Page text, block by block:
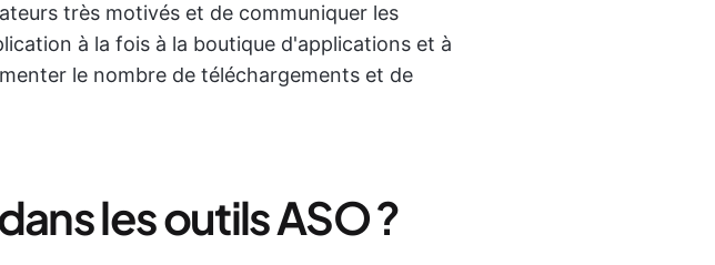
très motivés et de communiquer les
à la fois à la boutique d'applications et à
le nombre de téléchargements et de
les outils ASO ?